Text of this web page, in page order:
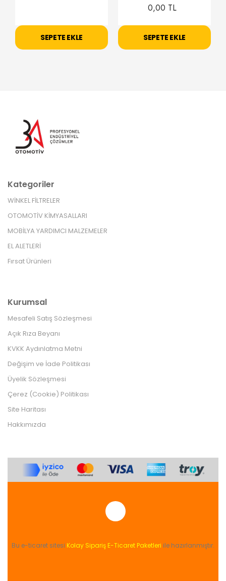
SEPETE EKLE
0,00 TL
SEPETE EKLE
Kategoriler
WİNKEL FİLTRELER
OTOMOTİV KİMYASALLARI
MOBİLYA YARDIMCI MALZEMELER
EL ALETLERİ
Fırsat Ürünleri
Kurumsal
Mesafeli Satış Sözleşmesi
Açık Rıza Beyanı
KVKK Aydınlatma Metni
Değişim ve İade Politikası
Üyelik Sözleşmesi
Çerez (Cookie) Politikası
Site Haritası
Hakkımızda
Bu e-ticaret sitesi Kolay Sipariş E-Ticaret Paketleri ile hazırlanmıştır.